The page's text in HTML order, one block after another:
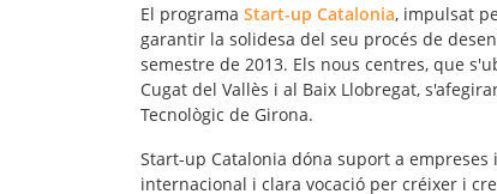
El programa Start-up Catalonia, impulsat
garantir la solidesa del seu procés de
semestre de 2013. Els nous centres, que
Cugat del Vallès i al Baix Llobregat,
Tecnològic de Girona.
Start-up Catalonia dóna suport a empreses
internacional i clara vocació per créixer i